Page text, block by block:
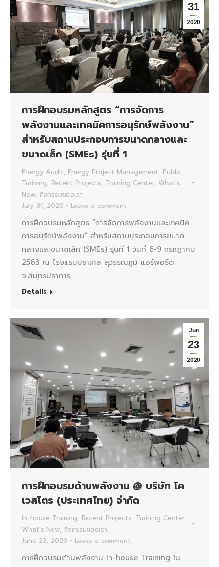
31
2020
การฝึกอบรมหลักสูตร “การจัดการ
พลังงานและเทคนิคการอนุรักษ์พลังงาน”
สำหรับสถานประกอบการขนาดกลางและ
ขนาดเล็ก (SMEs) รุ่นที่ 1
Energy Audit, Energy Project Management, Public
Training, Recent Projects, Training Center, What's
New, กิจกรรมของเรา
July 31, 2020
Leave a comment
การฝึกอบรมหลักสูตร “การจัดการพลังงานและเทคนิค
การอนุรักษ์พลังงาน” สำหรับสถานประกอบการขนาด
กลางและขนาดเล็ก (SMEs) รุ่นที่ 1 วันที่ 8-9 กรกฎาคม
2563 ณ โรงแรมมิราเคิล สุวรรณภูมิ แอร์พอร์ต
จ.สมุทรปราการ
Details
Jun
23
2020
การฝึกอบรมด้านพลังงาน @ บริษัท โค
เวสโตร (ประเทศไทย) จำกัด
In-house Training, Recent Projects, Training Center,
What's New, กิจกรรมของเรา
June 23, 2020
Leave a comment
การฝึกอบรมด้านพลังงาน In-house Training ใน